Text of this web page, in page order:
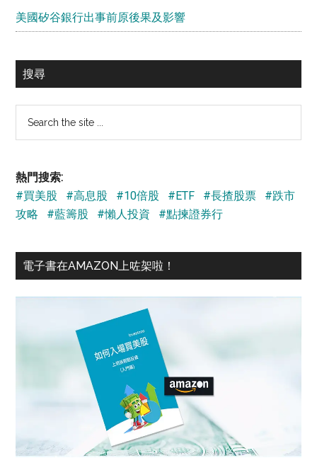
美國矽谷銀行出事前原後果及影響
搜尋
熱門搜索:
#買美股
#高息股 #10倍股 #ETF #長揸股票
#跌市
攻略
#藍籌股 #懶人投資 #點揀證券行
電子書在AMAZON上咗架啦！